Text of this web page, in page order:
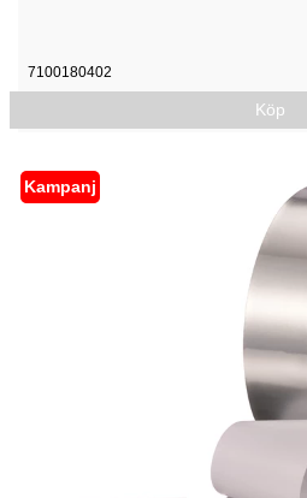
7100180402
Köp
Kampanj